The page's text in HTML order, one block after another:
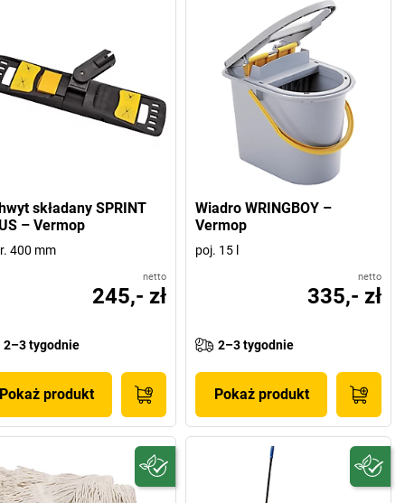
składany SPRINT
– Vermop
400 mm
netto
245,- zł
2–3 tygodnie
Pokaż produkt
Wiadro WRINGBOY –
Vermop
poj. 15 l
netto
335,- zł
2–3 tygodnie
Pokaż produkt